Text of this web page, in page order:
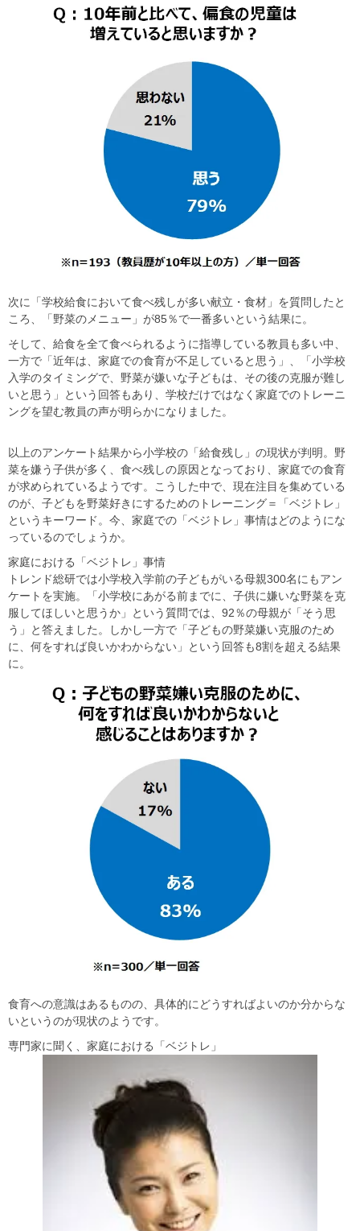
次に「学校給食において食べ残しが多い献立・食材」を質問したと
ころ、「野菜のメニュー」が85％で一番多いという結果に。
そして、給食を全て食べられるように指導している教員も多い中、
一方で「近年は、家庭での食育が不足していると思う」、「小学校
入学のタイミングで、野菜が嫌いな子どもは、その後の克服が難し
いと思う」という回答もあり、学校だけではなく家庭でのトレーニ
ングを望む教員の声が明らかになりました。
以上のアンケート結果から小学校の「給食残し」の現状が判明。野
菜を嫌う子供が多く、食べ残しの原因となっており、家庭での食育
が求められているようです。こうした中で、現在注目を集めている
のが、子どもを野菜好きにするためのトレーニング＝「ベジトレ」
というキーワード。今、家庭での「ベジトレ」事情はどのようにな
っているのでしょうか。
家庭における「ベジトレ」事情
トレンド総研では小学校入学前の子どもがいる母親300名にもアン
ケートを実施。「小学校にあがる前までに、子供に嫌いな野菜を克
服してほしいと思うか」という質問では、92％の母親が「そう思
う」と答えました。しかし一方で「子どもの野菜嫌い克服のため
に、何をすれば良いかわからない」という回答も8割を超える結果
に。
食育への意識はあるものの、具体的にどうすればよいのか分からな
いというのが現状のようです。
専門家に聞く、家庭における「ベジトレ」